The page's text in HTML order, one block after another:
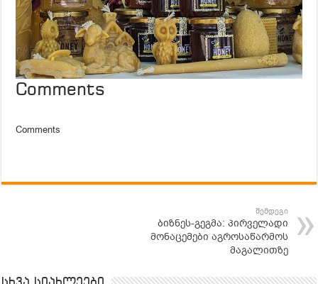
Comments
Comments
შემდეგი
ბიზნეს-გეგმა: პირველადი
მონაცემები აგროსაწარმოს
მაგალითზე